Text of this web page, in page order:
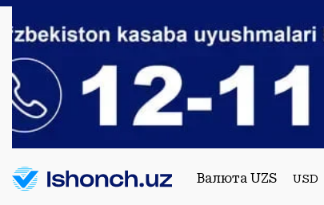
Валюта UZS USD